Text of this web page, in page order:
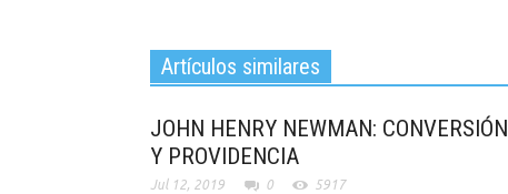
Artículos similares
JOHN HENRY NEWMAN: CONVERSIÓN
Y PROVIDENCIA
Jul 12, 2019 0 5917